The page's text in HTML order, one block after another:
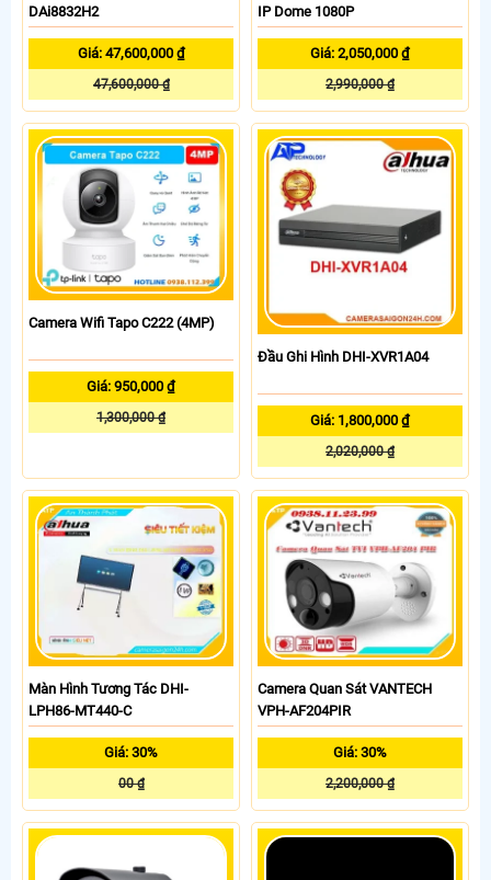
DAi8832H2
Giá: 47,600,000 ₫
47,600,000 ₫
IP Dome 1080P
Giá: 2,050,000 ₫
2,990,000 ₫
Camera Wifi Tapo C222 (4MP)
Giá: 950,000 ₫
1,300,000 ₫
Đầu Ghi Hình DHI-XVR1A04
Giá: 1,800,000 ₫
2,020,000 ₫
Màn Hình Tương Tác DHI-
LPH86-MT440-C
Giá: 30%
00 ₫
Camera Quan Sát VANTECH
VPH-AF204PIR
Giá: 30%
2,200,000 ₫